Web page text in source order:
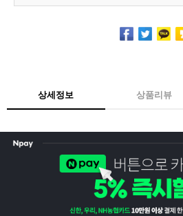
상세정보 상품리뷰